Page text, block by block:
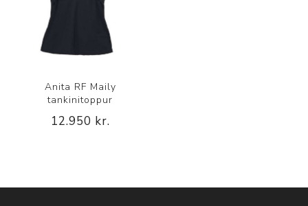
Anita RF Maily
tankinitoppur
12.950 kr.